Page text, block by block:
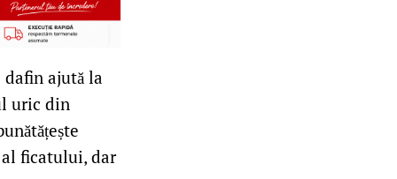
ajută la
uric din
ficatului, dar